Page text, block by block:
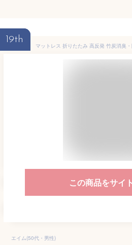
19th
この商品をサイ
エイム(50代・男性)